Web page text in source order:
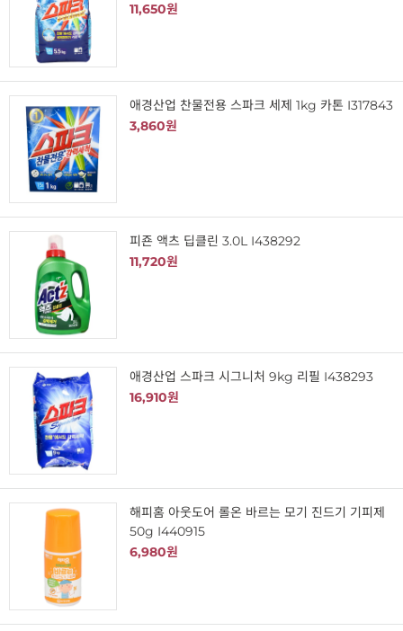
11,650원
애경산업 찬물전용 스파크 세제 1kg 카톤 I317843
3,860원
피죤 액츠 딥클린 3.0L I438292
11,720원
애경산업 스파크 시그니처 9kg 리필 I438293
16,910원
해피홈 아웃도어 롤온 바르는 모기 진드기 기피제
50g I440915
6,980원